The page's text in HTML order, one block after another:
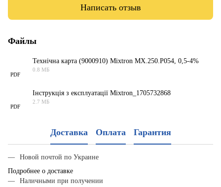
Написать отзыв
Файлы
PDF
Технічна карта (9000910) Mixtron MX.250.P054, 0,5-4%
0.8 МБ
PDF
Інструкція з експлуатації Mixtron_1705732868
2.7 МБ
Доставка Оплата Гарантия
Новой почтой по Украине
Подробнее о доставке
Наличными при получении